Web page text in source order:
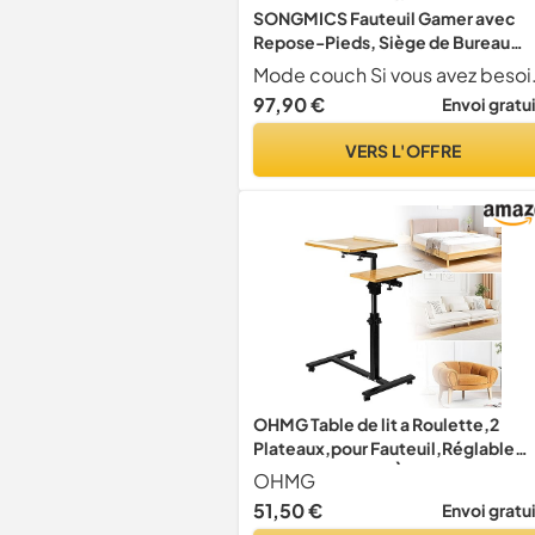
SONGMICS Fauteuil Gamer avec
Repose-Pieds, Siège de Bureau
Racing, Ergonomique, Coussin
Lombaire, Cadre en Acier, Dossier
Haut, Revêtement en PU et
Blanc RCG52BW
Mode couch Si vous avez
97,90 €
Envoi
VERS L'OFFRE
OHMG Table de lit a Roulette,2
Plateaux,pour Fauteuil,Réglable
d'une Main,Table À roulettes,Table
Déjeuner,Plateau Repas Canapé
Lit,pour Ordinateur Portable
OHMG
51,50 €
Envoi